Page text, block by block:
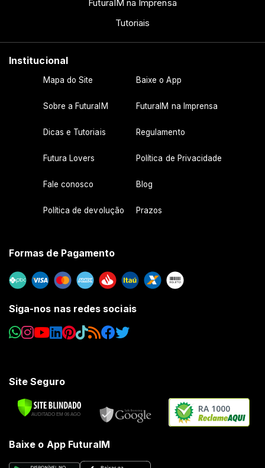
FuturaIM na Imprensa
Tutoriais
Institucional
Mapa do Site Baixe o App
Sobre a FuturaIM FuturaIM na Imprensa
Dicas e Tutoriais Regulamento
Futura Lovers Política de Privacidade
Fale conosco Blog
Política de devolução Prazos
Formas de Pagamento
Siga-nos nas redes sociais
Site Seguro
RA 1000
Baixe o App FuturaIM